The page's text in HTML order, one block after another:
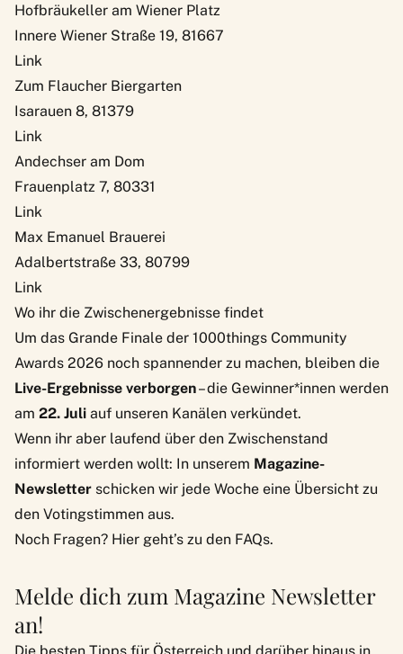
Hofbräukeller am Wiener Platz
Innere Wiener Straße 19, 81667
Link
Zum Flaucher Biergarten
Isarauen 8, 81379
Link
Andechser am Dom
Frauenplatz 7, 80331
Link
Max Emanuel Brauerei
Adalbertstraße 33, 80799
Link
Wo ihr die Zwischenergebnisse findet
Um das Grande Finale der 1000things Community
Awards 2026 noch spannender zu machen, bleiben die
Live-Ergebnisse verborgen– die Gewinner*innen werden
am 22. Juli auf unseren Kanälen verkündet.
Wenn ihr aber laufend über den Zwischenstand
informiert werden wollt: In unserem Magazine-
Newsletter schicken wir jede Woche eine Übersicht zu
den Votingstimmen aus.
Noch Fragen? Hier geht’s zu den FAQs.
Melde dich zum Magazine Newsletter
an!